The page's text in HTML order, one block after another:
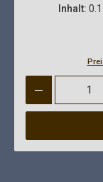
Inhalt:
Produkt